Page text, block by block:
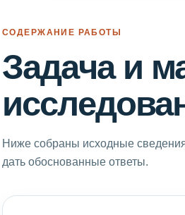
СОДЕРЖАНИЕ РАБОТЫ
Задача и
Ниже собраны исходные
дать обоснованные ответы.